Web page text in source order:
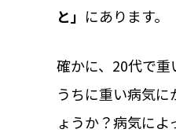
と」 にあります。
確かに、20代で
うちに重い病気
ょうか？病気によ